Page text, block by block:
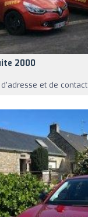
2000
et de contact